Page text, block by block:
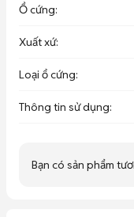
Ổ cứng:
Xuất xứ:
Loại ổ cứng:
Thông tin sử dụng:
Bạn có sản phẩm